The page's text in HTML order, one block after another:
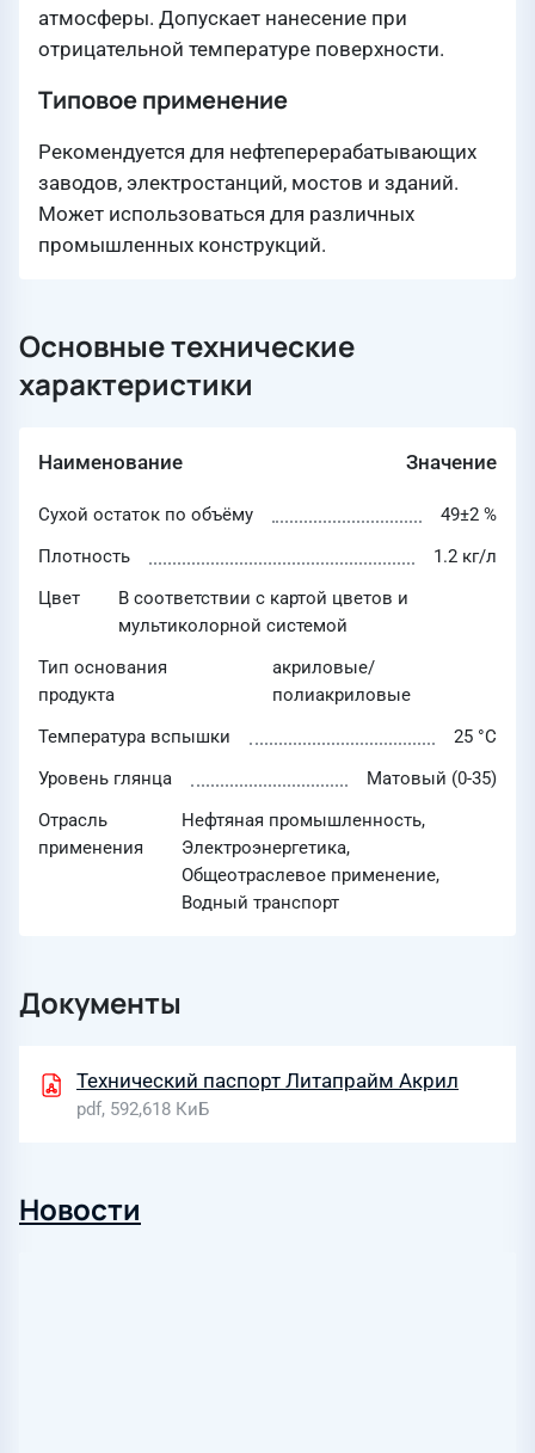
атмосферы. Допускает нанесение при
отрицательной температуре поверхности.
Типовое применение
Рекомендуется для нефтеперерабатывающих
заводов, электростанций, мостов и зданий.
Может использоваться для различных
промышленных конструкций.
Основные технические
характеристики
Наименование Значение
Сухой остаток по объёму
49±2 %
Плотность
1.2 кг/л
Цвет
В соответствии с картой цветов и
мультиколорной системой
Тип основания
продукта
акриловые/
полиакриловые
Температура вспышки
25 °С
Уровень глянца
Матовый (0-35)
Отрасль
применения
Нефтяная промышленность,
Электроэнергетика,
Общеотраслевое применение,
Водный транспорт
Документы
Технический паспорт Литапрайм Акрил
pdf, 592,618 КиБ
Новости